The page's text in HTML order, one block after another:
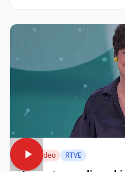
▶ Video RTVE